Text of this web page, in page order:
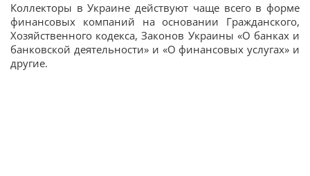
Коллекторы в Украине действуют чаще всего в форме
финансовых компаний на основании Гражданского,
Хозяйственного кодекса, Законов Украины «О банках и
банковской деятельности» и «О финансовых услугах» и
другие.